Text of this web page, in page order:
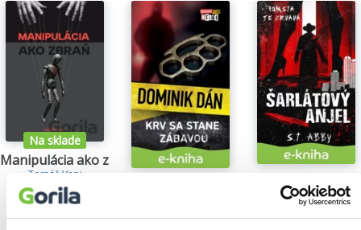
Na sklade
Manipulácia ako zbraň
Tomáš Vepi
15,79€
14,35€
Šarlátový anjel
S.T. Abby
5,84€